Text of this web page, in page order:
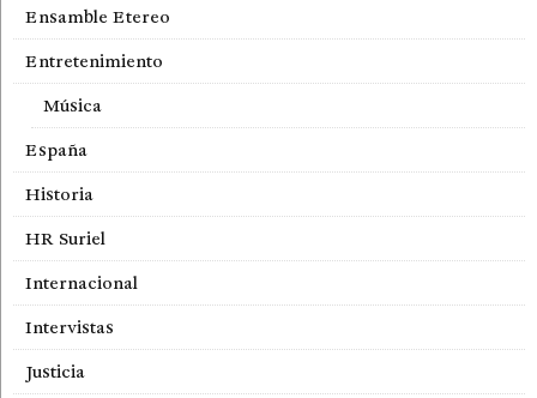
Ensamble Etereo
Entretenimiento
Música
España
Historia
HR Suriel
Internacional
Intervistas
Justicia